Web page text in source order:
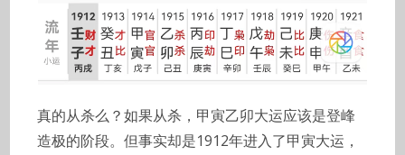
真的从杀么？如果从杀，甲寅乙卯大运应该是登峰
造极的阶段。但事实却是1912年进入了甲寅大运，